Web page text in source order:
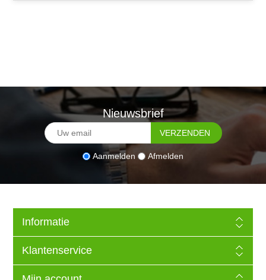
Nieuwsbrief
Aanmelden Afmelden
Informatie
Klantenservice